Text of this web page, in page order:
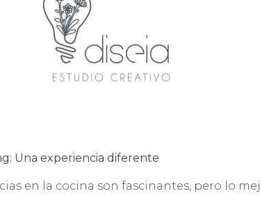
Una experiencia diferente
en la cocina son fascinantes, pero lo